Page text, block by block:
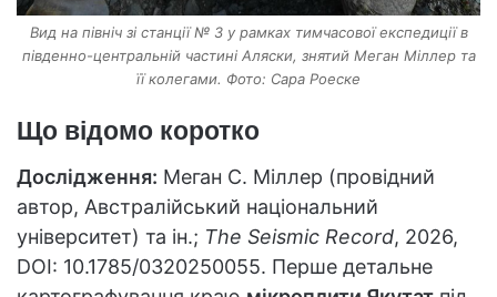
Вид на північ зі станції № 3 у рамках тимчасової експедиції в
південно-центральній частині Аляски, знятий Меган Міллер та
її колегами. Фото: Сара Роеске
Що відомо коротко
Дослідження: Меган С. Міллер (провідний
автор, Австралійський національний
університет) та ін.; The Seismic Record, 2026,
DOI: 10.1785/0320250055. Перше детальне